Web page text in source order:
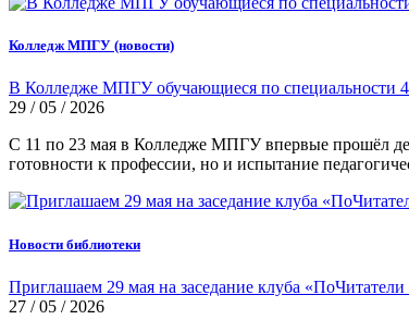
Колледж МПГУ (новости)
В Колледже МПГУ обучающиеся по специальности
29 / 05 / 2026
С 11 по 23 мая в Колледже МПГУ впервые прошёл
готовности к профессии, но и испытание
Новости библиотеки
Приглашаем 29 мая на заседание клуба
27 / 05 / 2026